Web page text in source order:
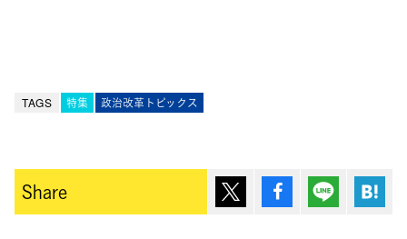
TAGS 特集 政治改革トピックス
Share ポスト シェア Lineで送